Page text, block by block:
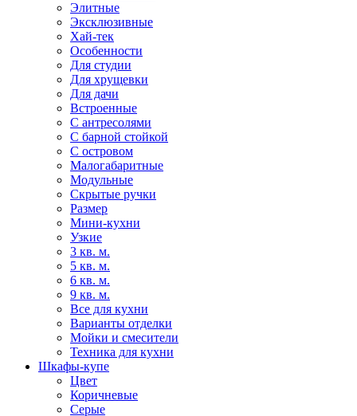
Элитные
Эксклюзивные
Хай-тек
Особенности
Для студии
Для хрущевки
Для дачи
Встроенные
С антресолями
С барной стойкой
С островом
Малогабаритные
Модульные
Скрытые ручки
Размер
Мини-кухни
Узкие
3 кв. м.
5 кв. м.
6 кв. м.
9 кв. м.
Все для кухни
Варианты отделки
Мойки и смесители
Техника для кухни
Шкафы-купе
Цвет
Коричневые
Серые